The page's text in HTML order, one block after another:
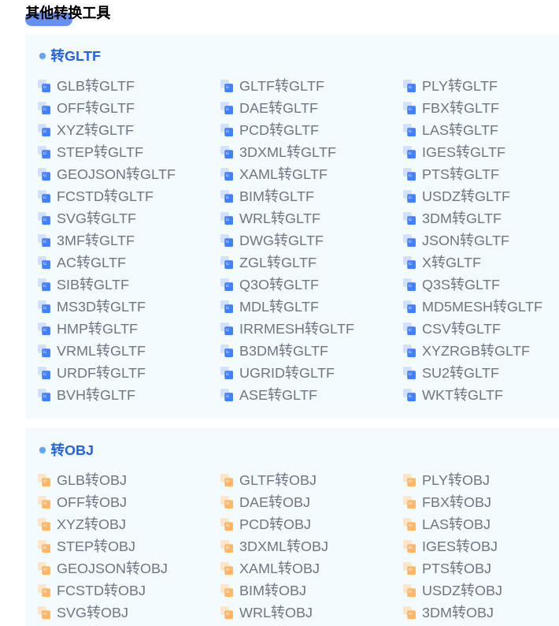
其他转换工具
转GLTF
GLB转GLTF
GLTF转GLTF PLY转GLTF
OFF转GLTF
DAE转GLTF FBX转GLTF
XYZ转GLTF
PCD转GLTF LAS转GLTF
STEP转GLTF
3DXML转GLTF IGES转GLTF
GEOJSON转GLTF
XAML转GLTF PTS转GLTF
FCSTD转GLTF
BIM转GLTF USDZ转GLTF
SVG转GLTF
WRL转GLTF 3DM转GLTF
3MF转GLTF
DWG转GLTF JSON转GLTF
AC转GLTF
ZGL转GLTF X转GLTF
SIB转GLTF
Q3O转GLTF Q3S转GLTF
MS3D转GLTF
MDL转GLTF MD5MESH转GLTF
HMP转GLTF
IRRMESH转GLTF CSV转GLTF
VRML转GLTF
B3DM转GLTF XYZRGB转GLTF
URDF转GLTF
UGRID转GLTF SU2转GLTF
BVH转GLTF
ASE转GLTF WKT转GLTF
转OBJ
GLB转OBJ
GLTF转OBJ PLY转OBJ
OFF转OBJ
DAE转OBJ FBX转OBJ
XYZ转OBJ
PCD转OBJ LAS转OBJ
STEP转OBJ
3DXML转OBJ IGES转OBJ
GEOJSON转OBJ
XAML转OBJ PTS转OBJ
FCSTD转OBJ
BIM转OBJ USDZ转OBJ
SVG转OBJ
WRL转OBJ 3DM转OBJ